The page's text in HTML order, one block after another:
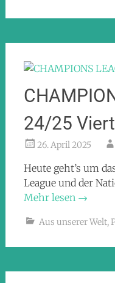
24/25
26. April 2025
Heute geht’s um
League und der
Mehr lesen →
Aus unserer Welt,